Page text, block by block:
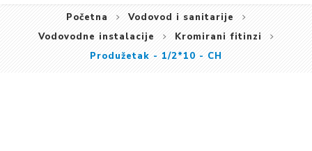
Početna
Vodovod i sanitarije
Vodovodne instalacije
Kromirani fitinzi
Produžetak - 1/2*10 - CH